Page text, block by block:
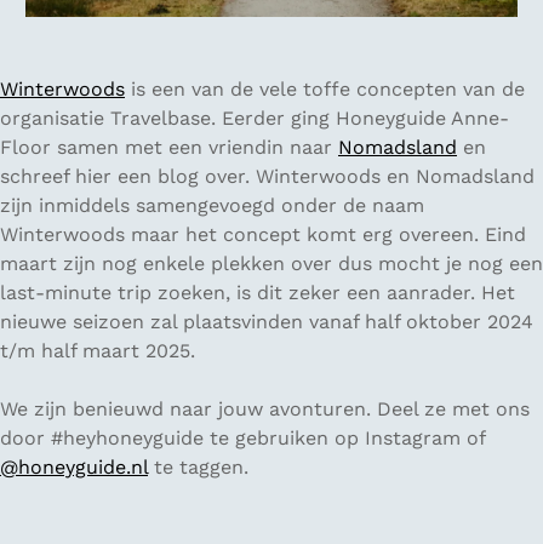
Winterwoods is een van de vele toffe concepten van de
organisatie Travelbase. Eerder ging Honeyguide Anne-
Floor samen met een vriendin naar Nomadsland en
schreef hier een blog over. Winterwoods en Nomadsland
zijn inmiddels samengevoegd onder de naam
Winterwoods maar het concept komt erg overeen. Eind
maart zijn nog enkele plekken over dus mocht je nog een
last-minute trip zoeken, is dit zeker een aanrader. Het
nieuwe seizoen zal plaatsvinden vanaf half oktober 2024
t/m half maart 2025.
We zijn benieuwd naar jouw avonturen. Deel ze met ons
door #heyhoneyguide te gebruiken op Instagram of
@honeyguide.nlte taggen.